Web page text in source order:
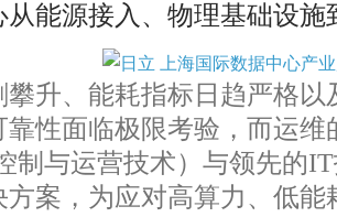
能源接入、物理基础设施
升、能耗指标日趋严格
性面临极限考验，而运
制与运营技术）与领先的
案，为应对高算力、低